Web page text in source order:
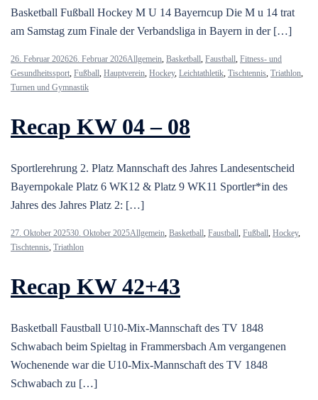
Basketball Fußball Hockey M U 14 Bayerncup Die M u 14 trat
am Samstag zum Finale der Verbandsliga in Bayern in der […]
26. Februar 202626. Februar 2026Allgemein Basketball Faustball Fitness- und
Gesundheitssport Fußball Hauptverein Hockey, Leichtathletik Tischtennis Triathlon
Turnen und Gymnastik
Recap KW 04 – 08
Sportlerehrung 2. Platz Mannschaft des Jahres Landesentscheid
Bayernpokale Platz 6 WK12 & Platz 9 WK11 Sportler*in des
Jahres des Jahres Platz 2: […]
27. Oktober 202530. Oktober 2025Allgemein Basketball Faustball Fußball Hockey,
Tischtennis Triathlon
Recap KW 42+43
Basketball Faustball U10-Mix-Mannschaft des TV 1848
Schwabach beim Spieltag in Frammersbach Am vergangenen
Wochenende war die U10-Mix-Mannschaft des TV 1848
Schwabach zu […]